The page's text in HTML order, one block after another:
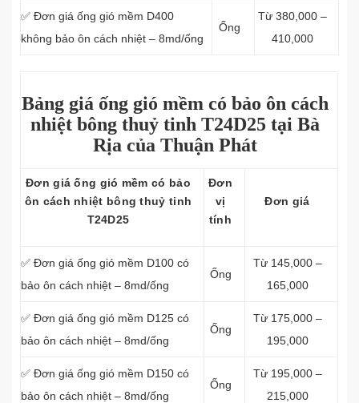
✅ Đơn giá ống gió mềm D400
không bảo ôn cách nhiệt – 8md/ống
Ống
Từ 380,000 –
410,000
Bảng giá ống gió mềm có bảo ôn cách
nhiệt bông thuỷ tinh T24D25 tại Bà
Rịa của Thuận Phát
Đơn giá ống gió mềm có bảo
ôn cách nhiệt bông thuỷ tinh
T24D25
Đơn
vị
tính
Đơn giá
✅ Đơn giá ống gió mềm D100 có
bảo ôn cách nhiệt – 8md/ống
Ống
Từ 145,000 –
165,000
✅ Đơn giá ống gió mềm D125 có
bảo ôn cách nhiệt – 8md/ống
Ống
Từ 175,000 –
195,000
✅ Đơn giá ống gió mềm D150 có
bảo ôn cách nhiệt – 8md/ống
Ống
Từ 195,000 –
215,000